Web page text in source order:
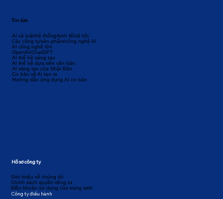
AI và luật/hệ thống/kinh tế/xã hội
Các công ty/sản phẩm/công nghệ AI
AI công nghệ lớn
OpenAI/ChatGPT
AI thế hệ sáng tạo
AI thế hệ dựa trên văn bản
AI sáng tạo của Nhật Bản
Cơ bản về AI tạo ra
Hướng dẫn ứng dụng AI cơ bản
Tin tức
Giới thiệu về chúng tôi
Chính sách quyền riêng tư
Điều khoản sử dụng của trang web
Công ty điều hành
Hồ sơ công ty